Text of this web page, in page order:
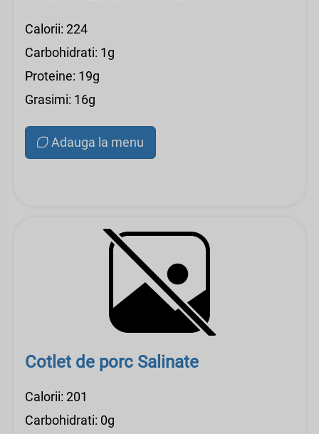
Calorii: 224
Carbohidrati: 1g
Proteine: 19g
Grasimi: 16g
Adauga la menu
Cotlet de porc Salinate
Calorii: 201
Carbohidrati: 0g